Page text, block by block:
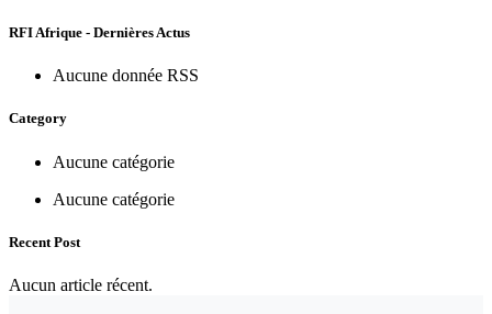
RFI Afrique - Dernières Actus
Aucune donnée RSS
Category
Aucune catégorie
Aucune catégorie
Recent Post
Aucun article récent.